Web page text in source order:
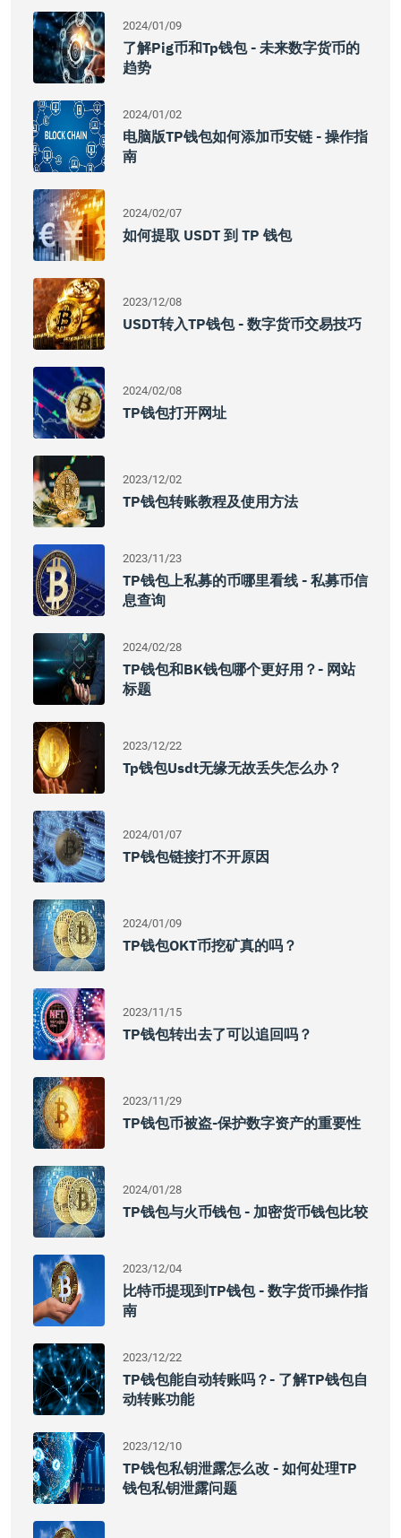
2024/01/09
了解pig币和tp钱包 - 未来数字货币的
趋势
2024/01/02
电脑版TP钱包如何添加币安链 - 操作指
南
2024/02/07
如何提取 USDT 到 TP 钱包
2023/12/08
USDT转入TP钱包 - 数字货币交易技巧
2024/02/08
TP钱包打开网址
2023/12/02
TP钱包转账教程及使用方法
2023/11/23
TP钱包上私募的币哪里看线 - 私募币信
息查询
2024/02/28
TP钱包和BK钱包哪个更好用？- 网站
标题
2023/12/22
Tp钱包usdt无缘无故丢失怎么办？
2024/01/07
TP钱包链接打不开原因
2024/01/09
TP钱包OKT币挖矿真的吗？
2023/11/15
TP钱包转出去了可以追回吗？
2023/11/29
TP钱包币被盗-保护数字资产的重要性
2024/01/28
TP钱包与火币钱包 - 加密货币钱包比较
2023/12/04
比特币提现到TP钱包 - 数字货币操作指
南
2023/12/22
TP钱包能自动转账吗？- 了解TP钱包自
动转账功能
2023/12/10
TP钱包私钥泄露怎么改 - 如何处理TP
钱包私钥泄露问题